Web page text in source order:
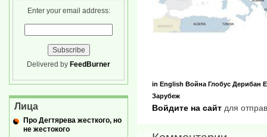
in English Война Глобус Дерибан
Зарубеж
Войдите на сайт для
Enter your email address:
Delivered by FeedBurner
Лица
Про Дегтярева жесткого, но
не жестокого